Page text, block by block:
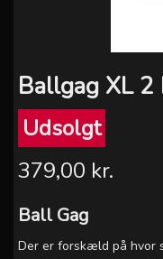
Ballgag XL 2
Udsolgt
379,00 kr.
Ball Gag
Der er forskæld på hvor